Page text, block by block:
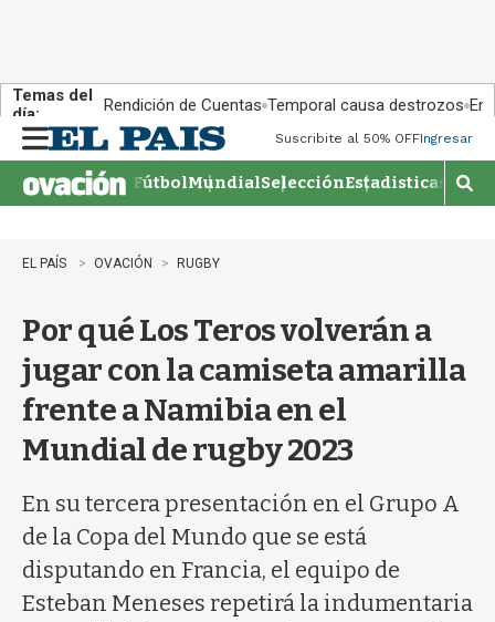
Temas del
día:
Rendición de Cuentas Temporal causa destrozos En
n
u
Suscribite al 50% OFFIngresar
FútbolMundialSelecciónEstadisticas
M
o
�
EL PAÍS OVACIÓN RUGBY
Por qué Los Teros volverán a
jugar con la camiseta amarilla
frente a Namibia en el
Mundial de rugby 2023
En su tercera presentación en el Grupo A
de la Copa del Mundo que se está
disputando en Francia, el equipo de
Esteban Meneses repetirá la indumentaria